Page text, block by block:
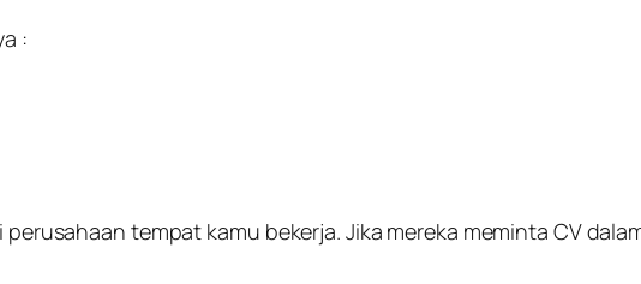
:
tempat kamu bekerja. Jika mereka meminta CV